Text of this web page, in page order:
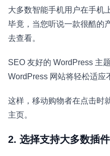
大多数智能手机用户在手机
毕竟，当您听说一款很酷的
去查看。
SEO 友好的 WordPress 主
WordPress 网站将轻松适应
这样，移动购物者在点击时
主页。
2. 选择支持大多数插